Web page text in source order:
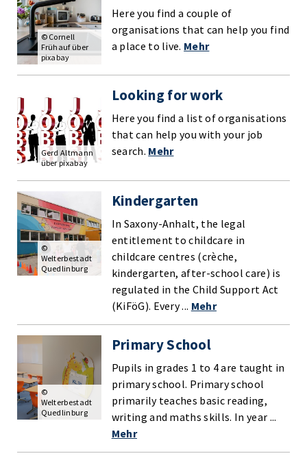
Here you find a couple of
organisations that can help you find
a place to live. Mehr
© Cornell
Frühauf über
pixabay
Looking for work
Here you find a list of organisations
that can help you with your job
search. Mehr
Gerd Altmann
über pixabay
Kindergarten
In Saxony-Anhalt, the legal
entitlement to childcare in
childcare centres (crèche,
kindergarten, after-school care) is
regulated in the Child Support Act
(KiFöG). Every ... Mehr
©
Welterbestadt
Quedlinburg
Primary School
Pupils in grades 1 to 4 are taught in
primary school. Primary school
primarily teaches basic reading,
writing and maths skills. In year ...
Mehr
©
Welterbestadt
Quedlinburg